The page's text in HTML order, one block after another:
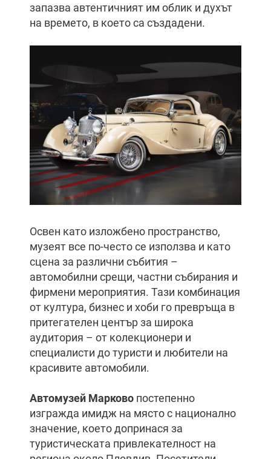
запазва автентичният им облик и духът
на времето, в което са създадени.
Освен като изложбено пространство,
музеят все по-често се използва и като
сцена за различни събития –
автомобилни срещи, частни събирания и
фирмени мероприятия. Тази комбинация
от култура, бизнес и хоби го превръща в
притегателен център за широка
аудитория – от колекционери и
специалисти до туристи и любители на
красивите автомобили.
Автомузей Марково постепенно
изгражда имидж на място с национално
значение, което допринася за
туристическата привлекателност на